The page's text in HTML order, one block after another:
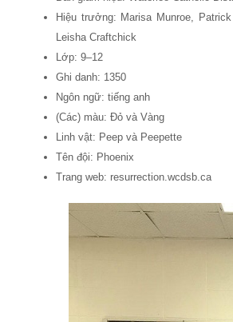
Hiệu trưởng: Marisa Munroe,
Leisha Craftchick
Lớp: 9–12
Ghi danh: 1350
Ngôn ngữ: tiếng anh
(Các) màu: Đỏ và Vàng
Linh vật: Peep và Peepette
Tên đội: Phoenix
Trang web: resurrection.wcdsb.ca